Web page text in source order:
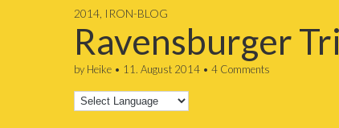
2014 IRON-BLOG
Ravensburger
by Heike • 11. August 2014 • 4 Comments